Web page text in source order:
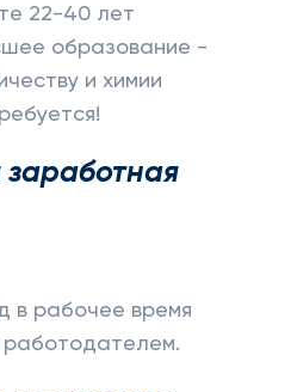
22-40 лет
образование -
и химии
в рабочее время